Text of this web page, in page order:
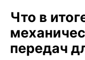
Что в
передач